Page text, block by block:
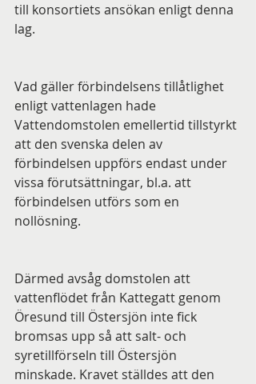
till konsortiets ansökan enligt denna
lag.
Vad gäller förbindelsens tillåtlighet
enligt vattenlagen hade
Vattendomstolen emellertid tillstyrkt
att den svenska delen av
förbindelsen uppförs endast under
vissa förutsättningar, bl.a. att
förbindelsen utförs som en
nollösning.
Därmed avsåg domstolen att
vattenflödet från Kattegatt genom
Öresund till Östersjön inte fick
bromsas upp så att salt- och
syretillförseln till Östersjön
minskade. Kravet ställdes att den